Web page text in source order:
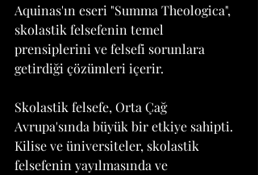
Aquinas'ın eseri "Summa Theologica",
skolastik felsefenin temel
prensiplerini ve felsefi sorunlara
getirdiği çözümleri içerir.
Skolastik felsefe, Orta Çağ
Avrupa'sında büyük bir etkiye sahipti.
Kilise ve üniversiteler, skolastik
felsefenin yayılmasında ve